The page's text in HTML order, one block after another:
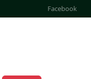
Facebook